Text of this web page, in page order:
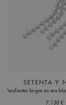
SETENTA Y
Pendientes largos en oro
7.130 €